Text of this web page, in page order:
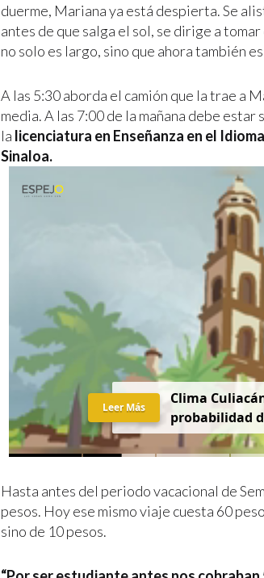
duerme, Mariana ya está despierta. Se
antes de que salga el sol, se dirige a
no solo es largo, sino que ahora también
A las 5:30 aborda el camión que la trae a
media. A las 7:00 de la mañana debe
la licenciatura en Enseñanza en el
Sinaloa.
Clima
probabilidad
Leer Más
Hasta antes del periodo vacacional de
pesos. Hoy ese mismo viaje cuesta 60
sino de 10 pesos.